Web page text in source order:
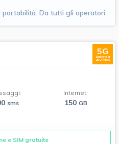
Da tutti gli operatori
5G
Limitato a
250 Mbps
sms
Internet:
150 GB
e SIM gratuite